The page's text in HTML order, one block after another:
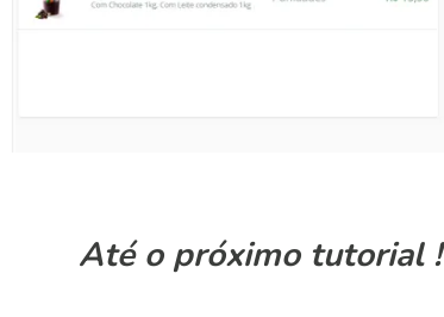
Até o próximo tutorial !